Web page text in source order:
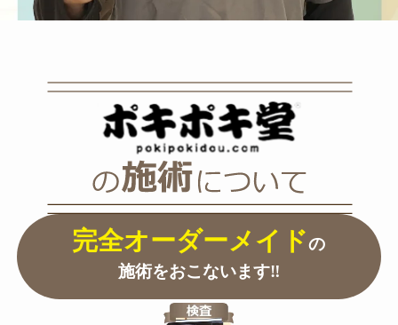
治療について
完全オーダーメイドの
施術をおこないます‼